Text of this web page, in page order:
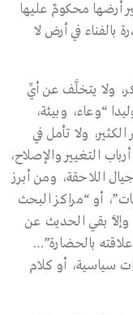
أرضها محكومٌ عليها
في أرض لا
ولا يتخلَّف عن أيِّ
“وعاء، وبيئة،
ولا تأمل في
التغيير والإصلاح،
اللاحقة، ومن أبرز
أو “مراكز البحث
وإلاَّ بقي الحديث عن
بالحضارة”…
سياسية، أو كلام